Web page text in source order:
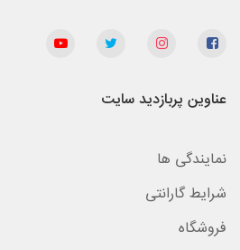
عناوین پربازدید سایت
نمایندگی ها
شرایط گارانتی
فروشگاه